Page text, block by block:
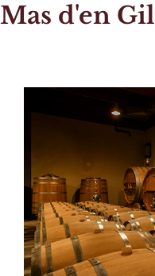
Mas d'en Gil